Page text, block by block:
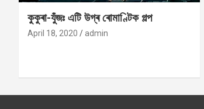
কুকুৰা-যুঁজঃ এটি উগ্ৰ ৰোমাণ্টিক গল্প
April 18, 2020 admin